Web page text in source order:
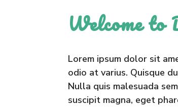
Welcome to
Lorem ipsum dolor sit
odio at varius. Quisque
Nulla quis malesuada
suscipit magna, eget